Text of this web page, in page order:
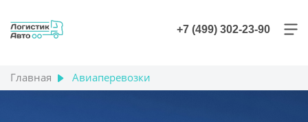
+7 (499) 302-23-90
Главная Авиаперевозки